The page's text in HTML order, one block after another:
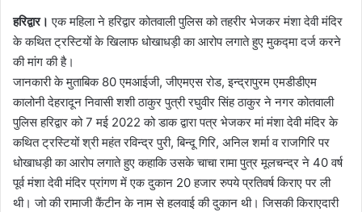
हरिद्वार। एक महिला ने हरिद्वार कोतवाली पुलिस को तहरीर भेजकर मंशा देवी मंदिर
के कथित ट्रस्टियों के खिलाफ धोखाधड़ी का आरोप लगाते हुए मुकद्मा दर्ज करने
की मांग की है।
जानकारी के मुताबिक 80 एमआईजी, जीएमएस रोड, इन्द्रापुरम एमडीडीएम
कालोनी देहरादून निवासी शशी ठाकुर पुत्री रघुवीर सिंह ठाकुर ने नगर कोतवाली
पुलिस हरिद्वार को 7 मई 2022 को डाक द्वारा पत्र भेजकर मां मंशा देवी मंदिर के
कथित ट्रस्टियों श्री महंत रविन्द्र पुरी, बिन्दू गिरि, अनिल शर्मा व राजगिरि पर
धोखाधड़ी का आरोप लगाते हुए कहाकि उसके चाचा रामा पुत्र मूलचन्द्र ने 40 वर्ष
पूर्व मंशा देवी मंदिर प्रांगण में एक दुकान 20 हजार रुपये प्रतिवर्ष किराए पर ली
थी। जो की रामाजी कैंटीन के नाम से हलवाई की दुकान थी। जिसकी किराएदारी